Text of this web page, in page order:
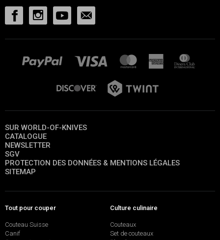
SUR WORLD-OF-KNIVES
CATALOGUE
NEWSLETTER
SGV
PROTECTION DES DONNÉES & MENTIONS LÉGALES
SITEMAP
Tout pour couper
Couteau Suisse
Canif
Culture culinaire
Couteaux
Set de couteaux